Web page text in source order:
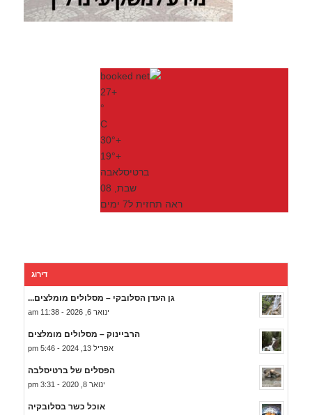
+
27
°
C
+
30°
+
19°
ברטיסלאבה
שבת, 08
ראה תחזית ל7 ימים
דירוג
גן העדן הסלובקי – מסלולים מומלצים...
ינואר 6, 2026 - 11:38 am
הרביינוק – מסלולים מומלצים
אפריל 13, 2024 - 5:46 pm
הפסלים של ברטיסלבה
ינואר 8, 2020 - 3:31 pm
אוכל כשר בסלובקיה